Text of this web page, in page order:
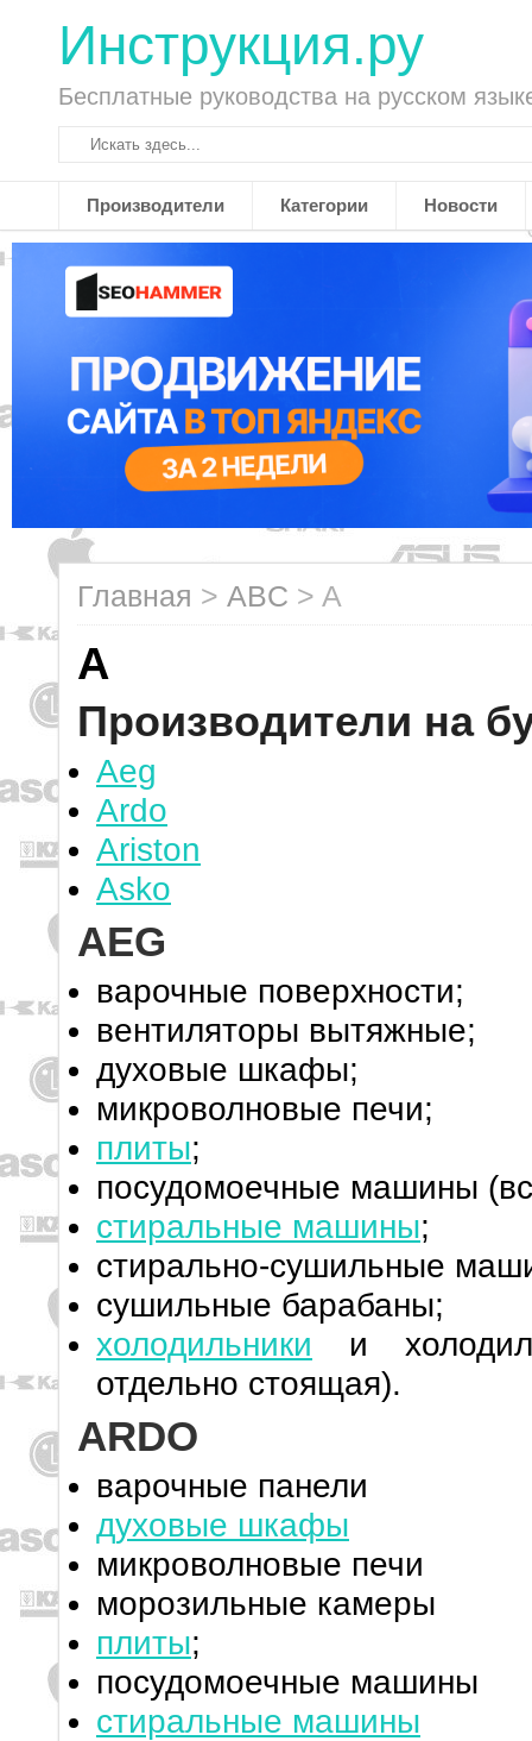
Инструкция.ру
Бесплатные руководства на русском
Производители Категории Новости
Главная > ABC > A
A
Производители на
Aeg
Ardo
Ariston
Asko
AEG
варочные поверхности;
вентиляторы вытяжные;
духовые шкафы;
микроволновые печи;
плиты;
посудомоечные машины
стиральные машины;
стирально-сушильные
сушильные барабаны;
холодильники и
отдельно стоящая).
ARDO
варочные панели
духовые шкафы
микроволновые печи
морозильные камеры
плиты;
посудомоечные машины
стиральные машины